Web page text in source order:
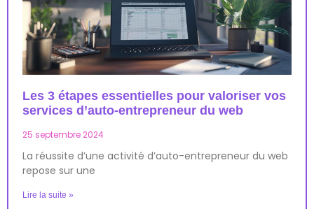
Les 3 étapes essentielles pour valoriser vos
services d’auto-entrepreneur du web
25 septembre 2024
La réussite d’une activité d’auto-entrepreneur du web
repose sur une
Lire la suite »